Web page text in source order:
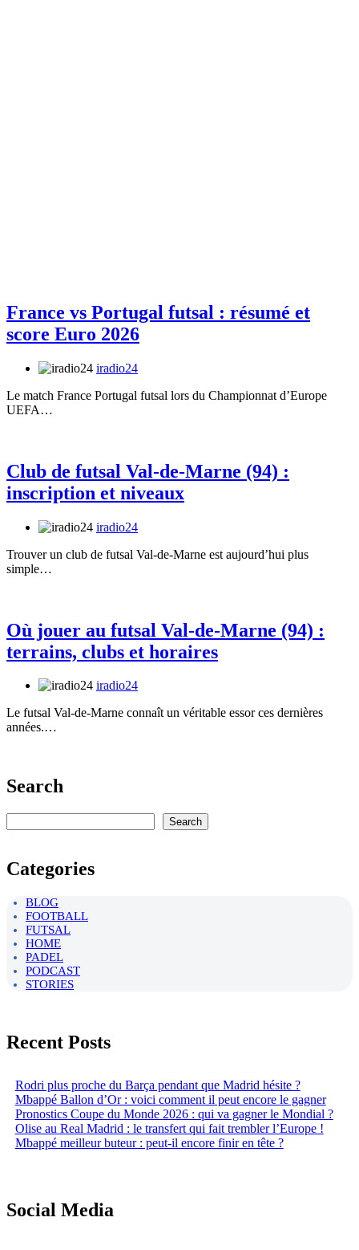
France vs Portugal futsal : résumé et
score Euro 2026
iradio24
Le match France Portugal futsal lors du Championnat d’Europe
UEFA…
Club de futsal Val-de-Marne (94) :
inscription et niveaux
iradio24
Trouver un club de futsal Val-de-Marne est aujourd’hui plus
simple…
Où jouer au futsal Val-de-Marne (94) :
terrains, clubs et horaires
iradio24
Le futsal Val-de-Marne connaît un véritable essor ces dernières
années.…
Search
Search
Categories
BLOG
FOOTBALL
FUTSAL
HOME
PADEL
PODCAST
STORIES
Recent Posts
Rodri plus proche du Barça pendant que Madrid hésite ?
Mbappé Ballon d’Or : voici comment il peut encore le gagner
Pronostics Coupe du Monde 2026 : qui va gagner le Mondial ?
Olise au Real Madrid : le transfert qui fait trembler l’Europe !
Mbappé meilleur buteur : peut-il encore finir en tête ?
Social Media